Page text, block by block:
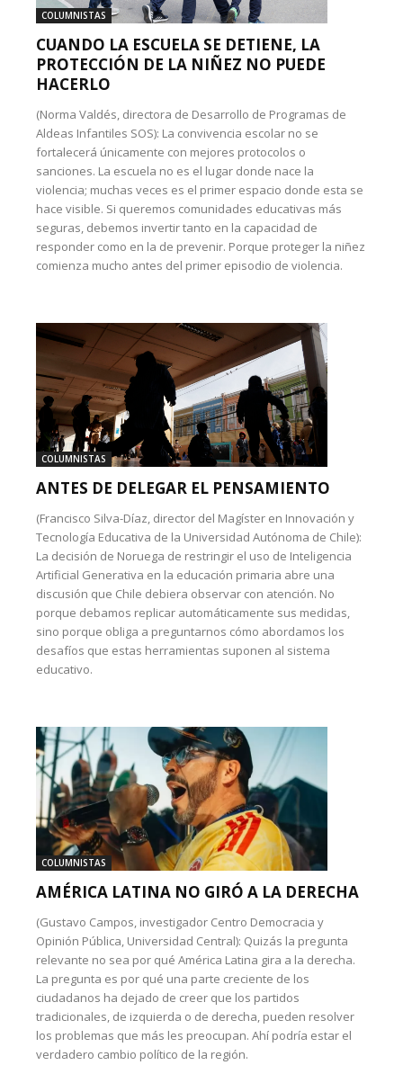
COLUMNISTAS
CUANDO LA ESCUELA SE DETIENE, LA
PROTECCIÓN DE LA NIÑEZ NO PUEDE
HACERLO
(Norma Valdés, directora de Desarrollo de Programas de
Aldeas Infantiles SOS): La convivencia escolar no se
fortalecerá únicamente con mejores protocolos o
sanciones. La escuela no es el lugar donde nace la
violencia; muchas veces es el primer espacio donde esta se
hace visible. Si queremos comunidades educativas más
seguras, debemos invertir tanto en la capacidad de
responder como en la de prevenir. Porque proteger la niñez
comienza mucho antes del primer episodio de violencia.
COLUMNISTAS
ANTES DE DELEGAR EL PENSAMIENTO
(Francisco Silva-Díaz, director del Magíster en Innovación y
Tecnología Educativa de la Universidad Autónoma de Chile):
La decisión de Noruega de restringir el uso de Inteligencia
Artificial Generativa en la educación primaria abre una
discusión que Chile debiera observar con atención. No
porque debamos replicar automáticamente sus medidas,
sino porque obliga a preguntarnos cómo abordamos los
desafíos que estas herramientas suponen al sistema
educativo.
COLUMNISTAS
AMÉRICA LATINA NO GIRÓ A LA DERECHA
(Gustavo Campos, investigador Centro Democracia y
Opinión Pública, Universidad Central): Quizás la pregunta
relevante no sea por qué América Latina gira a la derecha.
La pregunta es por qué una parte creciente de los
ciudadanos ha dejado de creer que los partidos
tradicionales, de izquierda o de derecha, pueden resolver
los problemas que más les preocupan. Ahí podría estar el
verdadero cambio político de la región.